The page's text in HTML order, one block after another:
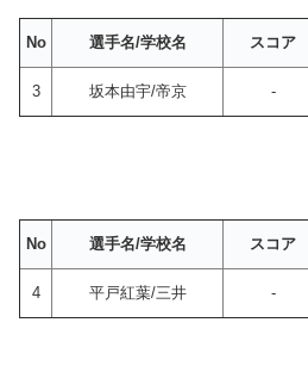
No 選手名/学校名 スコア
3 坂本由宇/帝京 -
No 選手名/学校名 スコア
4 平戸紅葉/三井 -